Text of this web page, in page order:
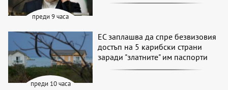
преди 9 часа
преди 10 часа
ЕС заплашва да спре безвизовия
достъп на 5 карибски страни
заради "златните" им паспорти